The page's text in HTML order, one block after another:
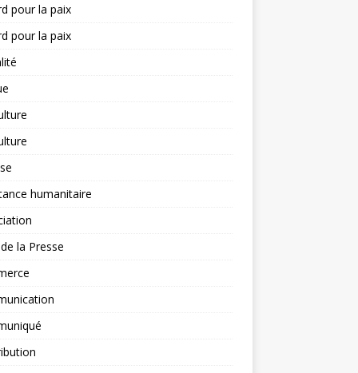
pour la paix
pour la paix
humanitaire
la Presse